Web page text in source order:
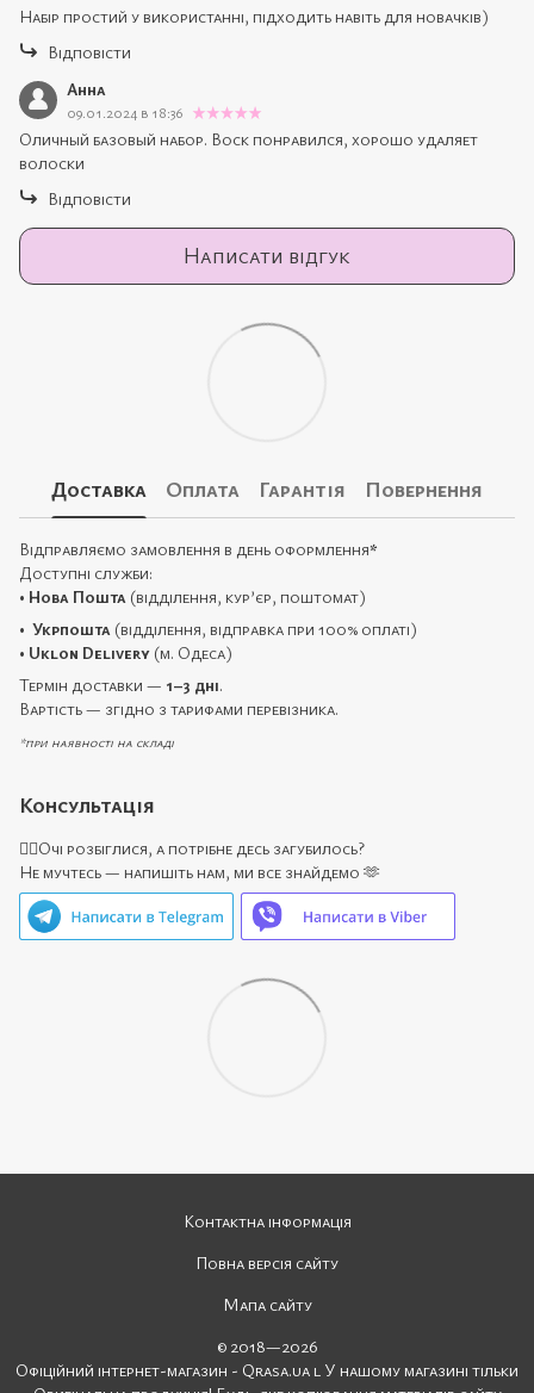
Набір простий у використанні, підходить навіть для новачків)
Відповісти
Анна
09.01.2024 в 18:36
Оличный базовый набор. Воск понравился, хорошо удаляет
волоски
Відповісти
Написати відгук
Доставка Оплата Гарантія Повернення
Відправляємо замовлення в день оформлення*
Доступні служби:
• Нова Пошта (відділення, кур’єр, поштомат)
• Укрпошта (відділення, відправка при 100% оплаті)
• Uklon Delivery (м. Одеса)
Термін доставки — 1–3 дні.
Вартість — згідно з тарифами перевізника.
*при наявності на складі
Консультація
🙋‍♀️Очі розбіглися, а потрібне десь загубилось?
Не мучтесь — напишіть нам, ми все знайдемо 🫶
Контактна інформація
Повна версія сайту
Мапа сайту
© 2018—2026
Офіційний інтернет-магазин - Qrasa.ua l У нашому магазині тільки